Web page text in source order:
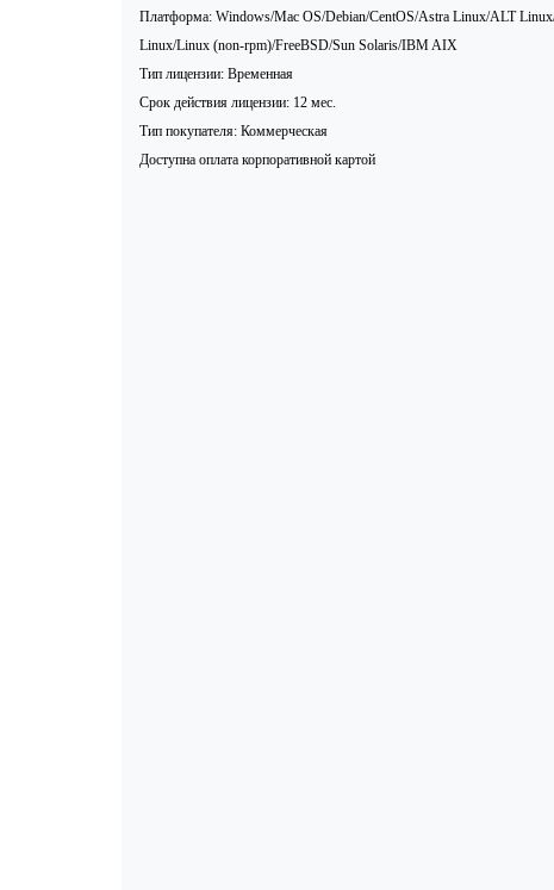
Платформа: Windows/Mac OS/Debian/CentOS/Astra Linux/ALT
Linux/Linux (non-rpm)/FreeBSD/Sun Solaris/IBM AIX
Тип лицензии: Временная
Срок действия лицензии: 12 мес.
Тип покупателя: Коммерческая
Доступна оплата корпоративной картой